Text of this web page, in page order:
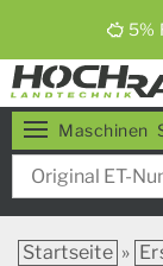
Maschinen
Startseite »